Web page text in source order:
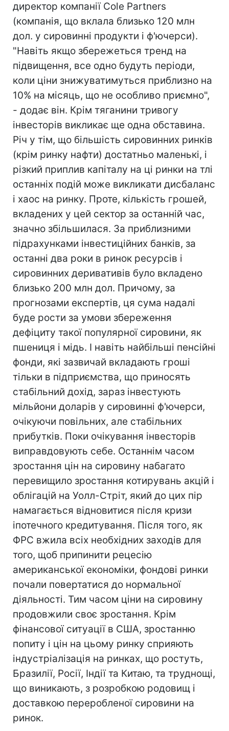
директор компанії Cole Partners
(компанія, що вклала близько 120 млн
дол. у сировинні продукти і ф'ючерси).
"Навіть якщо збережеться тренд на
підвищення, все одно будуть періоди,
коли ціни знижуватимуться приблизно на
10% на місяць, що не особливо приємно",
- додає він. Крім тяганини тривогу
інвесторів викликає ще одна обставина.
Річ у тім, що більшість сировинних ринків
(крім ринку нафти) достатньо маленькі, і
різкий приплив капіталу на ці ринки на тлі
останніх подій може викликати дисбаланс
і хаос на ринку. Проте, кількість грошей,
вкладених у цей сектор за останній час,
значно збільшилася. За приблизними
підрахунками інвестиційних банків, за
останні два роки в ринок ресурсів і
сировинних деривативів було вкладено
близько 200 млн дол. Причому, за
прогнозами експертів, ця сума надалі
буде рости за умови збереження
дефіциту такої популярної сировини, як
пшениця і мідь. І навіть найбільші пенсійні
фонди, які зазвичай вкладають гроші
тільки в підприємства, що приносять
стабільний дохід, зараз інвестують
мільйони доларів у сировинні ф'ючерси,
очікуючи повільних, але стабільних
прибутків. Поки очікування інвесторів
виправдовують себе. Останнім часом
зростання цін на сировину набагато
перевищило зростання котирувань акцій і
облігацій на Уолл-Стріт, який до цих пір
намагається відновитися після кризи
іпотечного кредитування. Після того, як
ФРС вжила всіх необхідних заходів для
того, щоб припинити рецесію
американської економіки, фондові ринки
почали повертатися до нормальної
діяльності. Тим часом ціни на сировину
продовжили своє зростання. Крім
фінансової ситуації в США, зростанню
попиту і цін на цьому ринку сприяють
індустріалізація на ринках, що ростуть,
Бразилії, Росії, Індії та Китаю, та труднощі,
що виникають, з розробкою родовищ і
доставкою переробленої сировини на
ринок.